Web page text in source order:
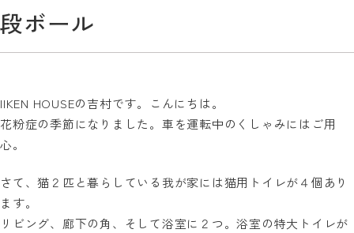
段ボール
IIKEN HOUSEの吉村です。こんにちは。
花粉症の季節になりました。車を運転中のくしゃみにはご用
心。
さて、猫２匹と暮らしている我が家には猫用トイレが４個あり
ます。
リビング、廊下の角、そして浴室に２つ。浴室の特大トイレが